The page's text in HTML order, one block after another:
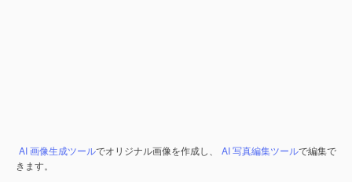
AI 画像生成ツールでオリジナル画像を作成し、 AI 写真編集ツールで編集で
きます。